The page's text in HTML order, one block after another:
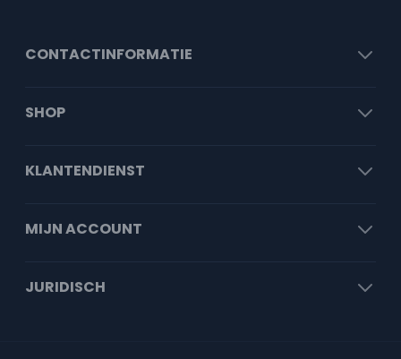
CONTACTINFORMATIE
SHOP
KLANTENDIENST
MIJN ACCOUNT
JURIDISCH